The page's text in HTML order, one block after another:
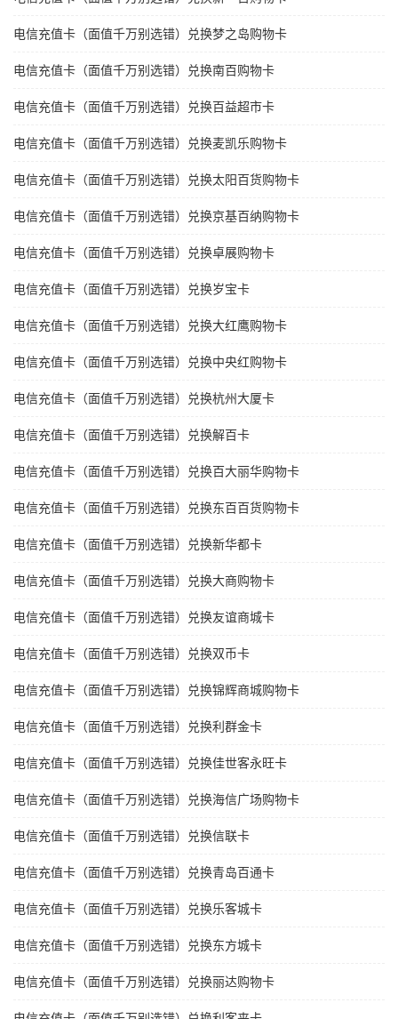
电信充值卡（面值千万别选错）兑换梦之岛购物卡
电信充值卡（面值千万别选错）兑换南百购物卡
电信充值卡（面值千万别选错）兑换百益超市卡
电信充值卡（面值千万别选错）兑换麦凯乐购物卡
电信充值卡（面值千万别选错）兑换太阳百货购物卡
电信充值卡（面值千万别选错）兑换京基百纳购物卡
电信充值卡（面值千万别选错）兑换卓展购物卡
电信充值卡（面值千万别选错）兑换岁宝卡
电信充值卡（面值千万别选错）兑换大红鹰购物卡
电信充值卡（面值千万别选错）兑换中央红购物卡
电信充值卡（面值千万别选错）兑换杭州大厦卡
电信充值卡（面值千万别选错）兑换解百卡
电信充值卡（面值千万别选错）兑换百大丽华购物卡
电信充值卡（面值千万别选错）兑换东百百货购物卡
电信充值卡（面值千万别选错）兑换新华都卡
电信充值卡（面值千万别选错）兑换大商购物卡
电信充值卡（面值千万别选错）兑换友谊商城卡
电信充值卡（面值千万别选错）兑换双币卡
电信充值卡（面值千万别选错）兑换锦辉商城购物卡
电信充值卡（面值千万别选错）兑换利群金卡
电信充值卡（面值千万别选错）兑换佳世客永旺卡
电信充值卡（面值千万别选错）兑换海信广场购物卡
电信充值卡（面值千万别选错）兑换信联卡
电信充值卡（面值千万别选错）兑换青岛百通卡
电信充值卡（面值千万别选错）兑换乐客城卡
电信充值卡（面值千万别选错）兑换东方城卡
电信充值卡（面值千万别选错）兑换丽达购物卡